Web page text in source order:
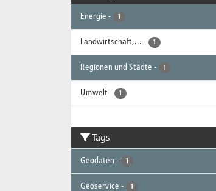
Energie - 1
Landwirtschaft,... - 1
Regionen und Städte - 1
Umwelt - 1
Tags
Geodaten - 1
Geoservice - 1